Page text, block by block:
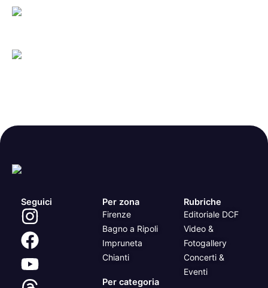
Seguici Per zona
Firenze
Bagno a Ripoli
Impruneta
Chianti
Per categoria
Rubriche
Editoriale DCF
Video &
Fotogallery
Concerti &
Eventi